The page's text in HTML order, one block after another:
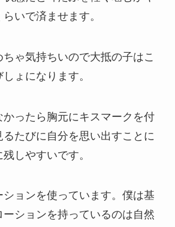
いで済ませます。
ゃ気持ちいので大抵の子はこ
ょになります。
かったら胸元にキスマークを付
たびに自分を思い出すことに
しやすいです。
ョンを使っています。僕は基
ションを持っているのは自然